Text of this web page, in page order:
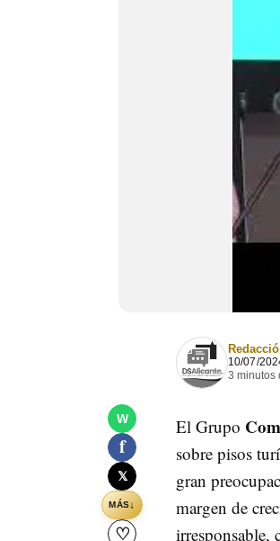
W
f
𝕏
MÁS↓
♡
10/07/
3 minutos
El Grupo
sobre pisos
gran
margen de
irresponsable,